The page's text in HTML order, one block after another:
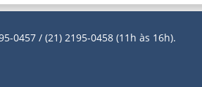
0457 / (21) 2195-0458 (11h às 16h).